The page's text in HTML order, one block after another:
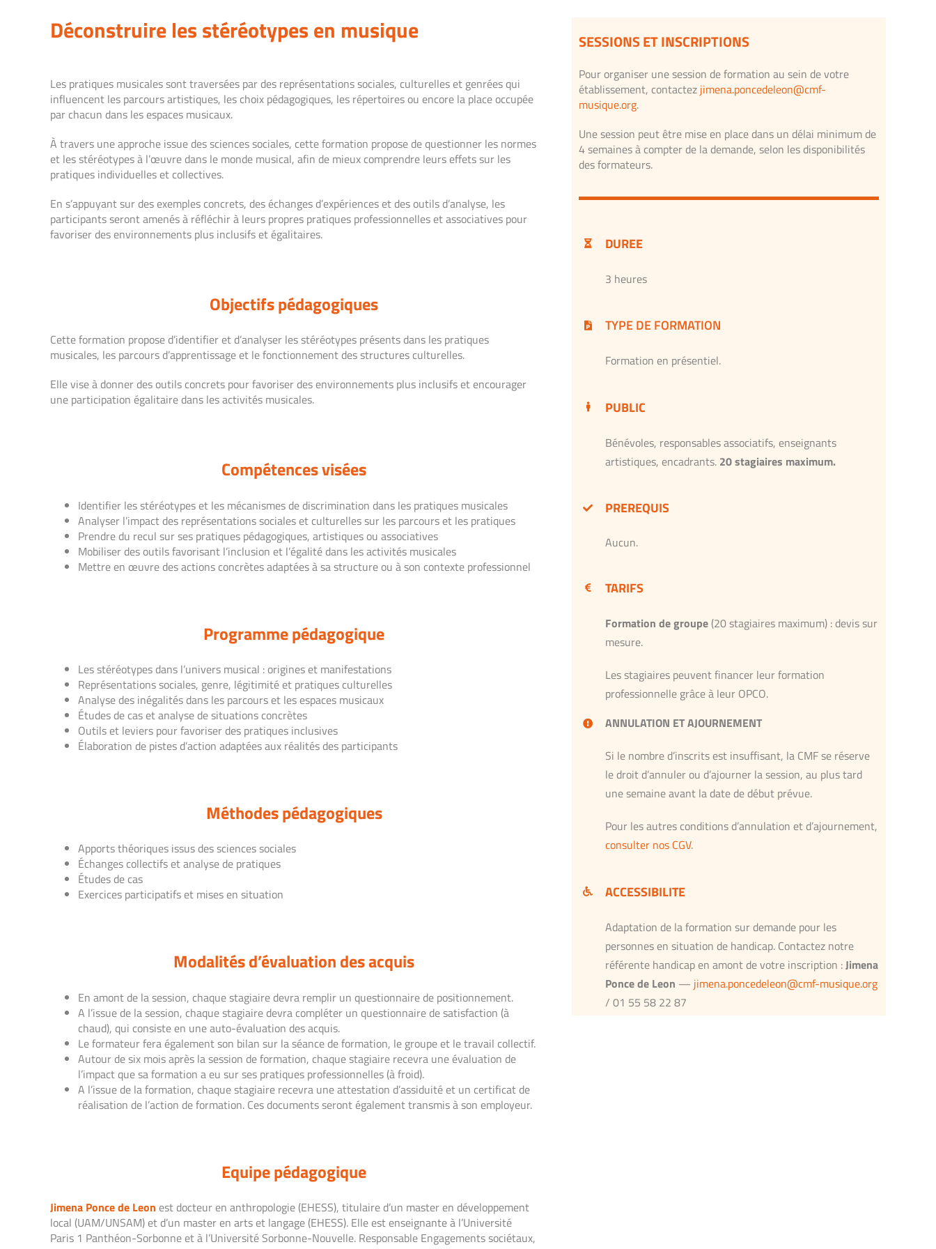
Déconstruire les stéréotypes en musique
Les pratiques musicales sont traversées par des représentations sociales, culturelles et genrées qui
influencent les parcours artistiques, les choix pédagogiques, les répertoires ou encore la place occupée
par chacun dans les espaces musicaux.
À travers une approche issue des sciences sociales, cette formation propose de questionner les normes
et les stéréotypes à l’œuvre dans le monde musical, afin de mieux comprendre leurs effets sur les
pratiques individuelles et collectives.
En s’appuyant sur des exemples concrets, des échanges d’expériences et des outils d’analyse, les
participants seront amenés à réfléchir à leurs propres pratiques professionnelles et associatives pour
favoriser des environnements plus inclusifs et égalitaires.
Objectifs pédagogiques
Cette formation propose d’identifier et d’analyser les stéréotypes présents dans les pratiques
musicales, les parcours d’apprentissage et le fonctionnement des structures culturelles.
Elle vise à donner des outils concrets pour favoriser des environnements plus inclusifs et encourager
une participation égalitaire dans les activités musicales.
Compétences visées
Identifier les stéréotypes et les mécanismes de discrimination dans les pratiques musicales
Analyser l’impact des représentations sociales et culturelles sur les parcours et les pratiques
Prendre du recul sur ses pratiques pédagogiques, artistiques ou associatives
Mobiliser des outils favorisant l’inclusion et l’égalité dans les activités musicales
Mettre en œuvre des actions concrètes adaptées à sa structure ou à son contexte professionnel
Programme pédagogique
Les stéréotypes dans l’univers musical : origines et manifestations
Représentations sociales, genre, légitimité et pratiques culturelles
Analyse des inégalités dans les parcours et les espaces musicaux
Études de cas et analyse de situations concrètes
Outils et leviers pour favoriser des pratiques inclusives
Élaboration de pistes d’action adaptées aux réalités des participants
Méthodes pédagogiques
Apports théoriques issus des sciences sociales
Échanges collectifs et analyse de pratiques
Études de cas
Exercices participatifs et mises en situation
Modalités d’évaluation des acquis
En amont de la session, chaque stagiaire devra remplir un questionnaire de positionnement.
A l’issue de la session, chaque stagiaire devra compléter un questionnaire de satisfaction (à
chaud), qui consiste en une auto-évaluation des acquis.
Le formateur fera également son bilan sur la séance de formation, le groupe et le travail collectif.
Autour de six mois après la session de formation, chaque stagiaire recevra une évaluation de
l’impact que sa formation a eu sur ses pratiques professionnelles (à froid).
A l’issue de la formation, chaque stagiaire recevra une attestation d’assiduité et un certificat de
réalisation de l’action de formation. Ces documents seront également transmis à son employeur.
Equipe pédagogique
Jimena Ponce de Leon est docteur en anthropologie (EHESS), titulaire d’un master en développement
local (UAM/UNSAM) et d’un master en arts et langage (EHESS). Elle est enseignante à l’Université
Paris 1 Panthéon-Sorbonne et à l’Université Sorbonne-Nouvelle. Responsable Engagements sociétaux,
SESSIONS ET INSCRIPTIONS
Pour organiser une session de formation au sein de votre
établissement, contactez jimena.poncedeleon@cmf-
musique.org.
Une session peut être mise en place dans un délai minimum de
4 semaines à compter de la demande, selon les disponibilités
des formateurs.
DUREE
3 heures
TYPE DE FORMATION
Formation en présentiel.
PUBLIC
Bénévoles, responsables associatifs, enseignants
artistiques, encadrants. 20 stagiaires maximum.
PREREQUIS
Aucun.
TARIFS
Formation de groupe (20 stagiaires maximum) :devis sur
mesure.
Les stagiaires peuvent financer leur formation
professionnelle grâce à leur OPCO.
ANNULATION ET AJOURNEMENT
Si le nombre d’inscrits est insuffisant, la CMF se réserve
le droit d’annuler ou d’ajourner la session, au plus tard
une semaine avant la date de début prévue.
Pour les autres conditions d’annulation et d’ajournement,
consulter nos CGV.
ACCESSIBILITE
Adaptation de la formation sur demande pour les
personnes en situation de handicap. Contactez notre
référente handicap en amont de votre inscription :Jimena
Ponce de Leon — jimena.poncedeleon@cmf-musique.org
/ 01 55 58 22 87